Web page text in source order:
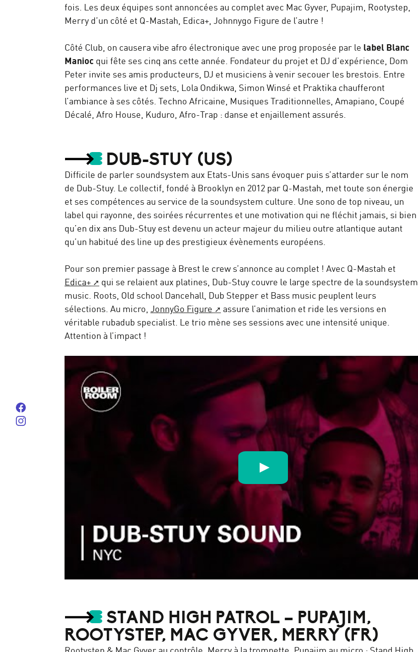
fois. Les deux équipes sont annoncées au complet avec Mac Gyver, Pupajim, Rootystep,
Merry d’un côté et Q-Mastah, Edica+, Johnnygo Figure de l’autre !
Côté Club, on causera vibe afro électronique avec une prog proposée par le label Blanc
Manioc qui fête ses cinq ans cette année. Fondateur du projet et DJ d’expérience, Dom
Peter invite ses amis producteurs, DJ et musiciens à venir secouer les brestois. Entre
performances live et Dj sets, Lola Ondikwa, Simon Winsé et Praktika chaufferont
l’ambiance à ses côtés. Techno Africaine, Musiques Traditionnelles, Amapiano, Coupé
Décalé, Afro House, Kuduro, Afro-Trap : danse et enjaillement assurés.
DUB-STUY (US)
Difficile de parler soundsystem aux Etats-Unis sans évoquer puis s’attarder sur le nom
de Dub-Stuy. Le collectif, fondé à Brooklyn en 2012 par Q-Mastah, met toute son énergie
et ses compétences au service de la soundsystem culture. Une sono de top niveau, un
label qui rayonne, des soirées récurrentes et une motivation qui ne fléchit jamais, si bien
qu’en dix ans Dub-Stuy est devenu un acteur majeur du milieu outre atlantique autant
qu’un habitué des line up des prestigieux évènements européens.
Pour son premier passage à Brest le crew s’annonce au complet ! Avec Q-Mastah et
Edica+
qui se relaient aux platines, Dub-Stuy couvre le large spectre de la soundsystem
music. Roots, Old school Dancehall, Dub Stepper et Bass music peuplent leurs
sélections. Au micro, JonnyGo Figure
assure l’animation et ride les versions en
véritable rubadub specialist. Le trio mène ses sessions avec une intensité unique.
Attention à l’impact !
STAND HIGH PATROL – PUPAJIM,
ROOTYSTEP, MAC GYVER, MERRY (FR)
Suivez-nous sur Facebook
Suivez-nous sur instagram